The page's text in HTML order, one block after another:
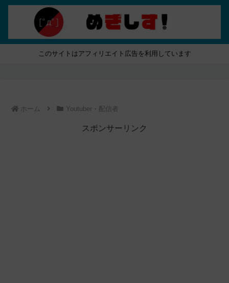
このサイトはアフィリエイト広告を利用しています
ホーム Youtuber・配信者
スポンサーリンク